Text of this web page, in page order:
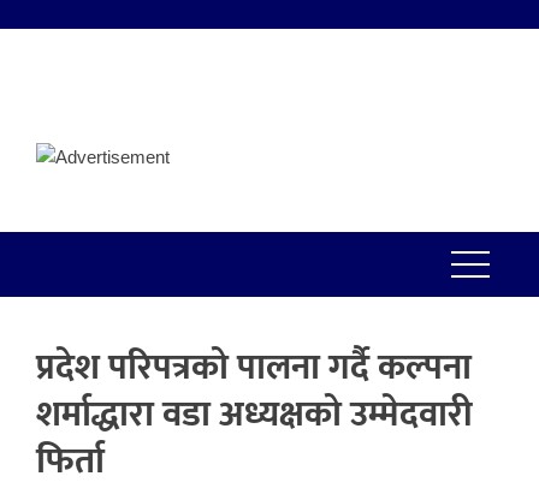
प्रदेश परिपत्रको पालना गर्दै कल्पना
शर्माद्धारा वडा अध्यक्षको उम्मेदवारी
फिर्ता